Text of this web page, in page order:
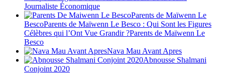
Journaliste Économique
Parents de Maïwenn Le
BescoParents de Maïwenn Le Besco : Qui Sont les Figures
Célèbres qui l’Ont Vue Grandir ?Parents de Maïwenn Le
Besco
Nava Mau Avant Apres
Abnousse Shalmani
Conjoint 2020